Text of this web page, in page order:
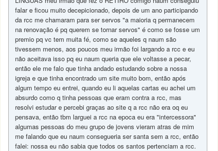
falar e ficou muito decepicionado, depois de um ano participando
da rcc me chamaram para ser servos "a maioria q permanecem
na renovação é pq querem se tornar servos" é como se fosse um
premio pq vc tem muita fé, como se aqueles q naum são
tivessem menos, aos poucos meu irmão foi largando a rcc e eu
não aceitava isso pq eu naum queria que ele voltasse a pecar,
então ele me falo que tinha andado estudando sobre a nossa
igreja e que tinha encontrado um site muito bom, então após
algum tempo eu entrei, quando eu li aquelas cartas eu achei um
absurdo como q tinha pessoas que eram contra a rcc, mas
resolvi estudar e percebi graças ao site q a rcc não era oq eu
pensava, então tbm larguei a rcc na epoca eu era "intercessora"
algumas pessoas do meu grupo de jovens vieram atras de mim
me falando que eu naum consegueria ser santa sem a rcc, então
falei: nossa eu não sabia que todos os santos pertenciam a rcc.